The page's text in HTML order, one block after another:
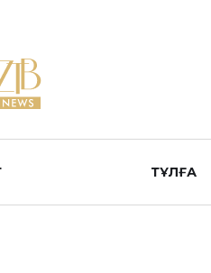
ТҰЛҒА